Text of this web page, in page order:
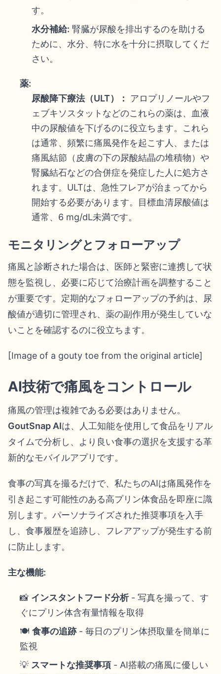
す。
水分補給: 腎臓が尿酸を排出するのを助ける
ために、水分、特に水を十分に摂取してくだ
さい。
薬:
尿酸降下療法（ULT）：
アロプリノールやフ
ェブキソスタットなどのこれらの薬は、血液
中の尿酸値を下げるのに役立ちます。これら
は通常、頻繁に痛風発作を起こす人、または
痛風結節（皮膚の下の尿酸結晶の堆積物）や
腎臓結石などの合併症を発症した人に処方さ
れます。ULTは、急性フレアが治まってから
開始する必要があります。目標血清尿酸値は
通常、6 mg/dL未満です。
モニタリングとフォローアップ
痛風と診断された場合は、医師と緊密に連携して状
態を監視し、必要に応じて治療計画を調整すること
が重要です。定期的なフォローアップの予約は、尿
酸値が適切に管理され、薬の副作用が発生していな
いことを確認するのに役立ちます。
[Image of a gouty toe from the original article]
AI技術で痛風をコントロール
痛風の管理は複雑である必要はありません。
GoutSnap AIは、人工知能を使用して食品をリアル
タイムで分析し、より良い食事の選択を支援する革
新的なモバイルアプリです。
食事の写真を撮るだけで、私たちのAIは痛風発作を
引き起こす可能性のある高プリン体食品を即座に識
別します。パーソナライズされた推奨事項を入手
し、食事履歴を追跡し、フレアアップが発生する前
に防止します。
主な機能:
📸 インスタントフード分析- 写真を撮って、す
ぐにプリン体含有量情報を取得
🍽️ 食事の追跡- 毎日のプリン体摂取量を簡単に
監視
💡 スマートな推奨事項 - AI搭載の痛風に優しい